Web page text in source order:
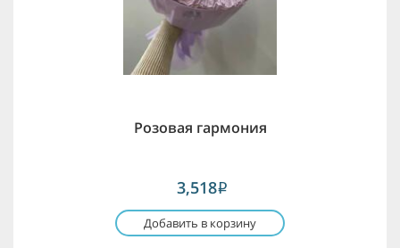
Розовая гармония
3,518i
Добавить в корзину